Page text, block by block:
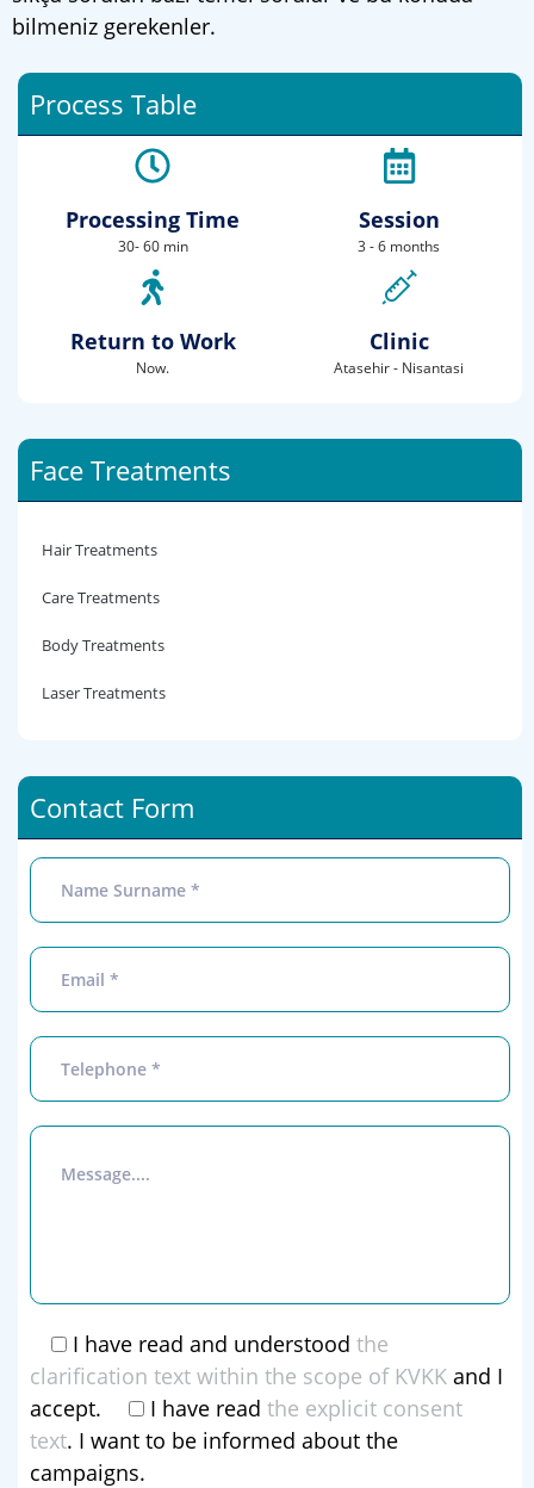
bilmeniz gerekenler.
Process Table
Processing Time
30- 60 min
Return to Work
Now.
Session
3 - 6 months
Clinic
Atasehir - Nisantasi
Face Treatments
Hair Treatments
Care Treatments
Body Treatments
Laser Treatments
Contact Form
I have read and understood the
clarification text within the scope of KVKK and I
accept.
I have read the explicit consent
text. I want to be informed about the
campaigns.